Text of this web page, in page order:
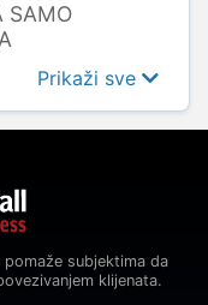
SAMO
Prikaži sve
subjektima da
klijenata.